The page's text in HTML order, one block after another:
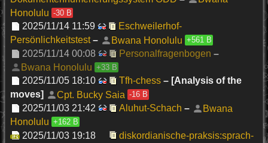
Honolulu -30 B
2025/11/14 11:59
Eschweilerhof-
Persönlichkeitstest – Bwana Honolulu +561 B
2025/11/14 00:08 Personalfragenbogen –
Bwana Honolulu +33 B
2025/11/05 18:10 Tfh-chess – [Analysis of the
moves]
Cpt. Bucky Saia -16 B
2025/11/03 21:42 Aluhut-Schach –
Bwana
Honolulu +162 B
2025/11/03 19:18 diskordianische-praksis:sprach-